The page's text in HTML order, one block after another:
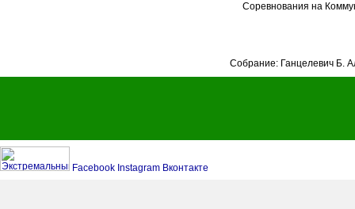
Соревнования на
Собрание: Ганцелевич Б.
Facebook Instagram Вконтакте